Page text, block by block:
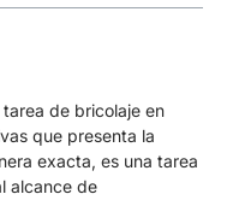
de bricolaje en
que presenta la
exacta, es una tarea
alcance de